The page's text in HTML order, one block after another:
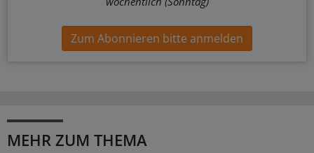
Zum Abonnieren bitte anmelden
MEHR ZUM THEMA